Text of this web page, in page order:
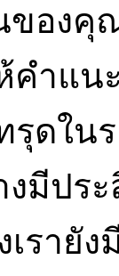
ของ
คำแ
ดใน
มีประ
รายัง